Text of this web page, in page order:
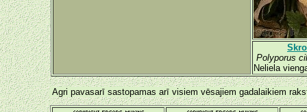
Polyporus
Neliela
Agri pavasarī sastopamas arī visiem vēsajiem gadalaikiem